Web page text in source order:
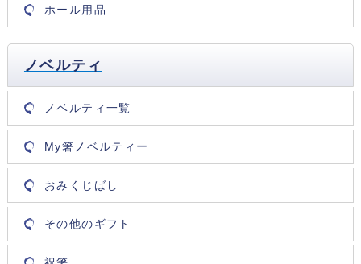
ホール用品
ノベルティ
ノベルティ一覧
My箸ノベルティー
おみくじばし
その他のギフト